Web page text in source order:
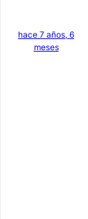
hace 7 años, 6
meses